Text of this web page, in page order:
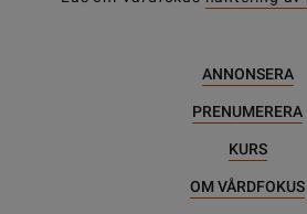
ANNONSERA
PRENUMERERA
KURS
OM VÅRDFOKUS